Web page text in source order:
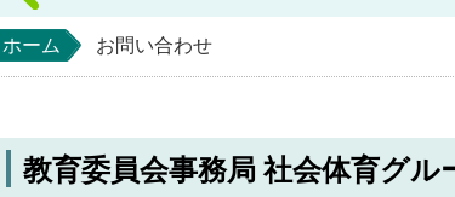
ホーム お問い合わせ
教育委員会事務局 社会体育グ